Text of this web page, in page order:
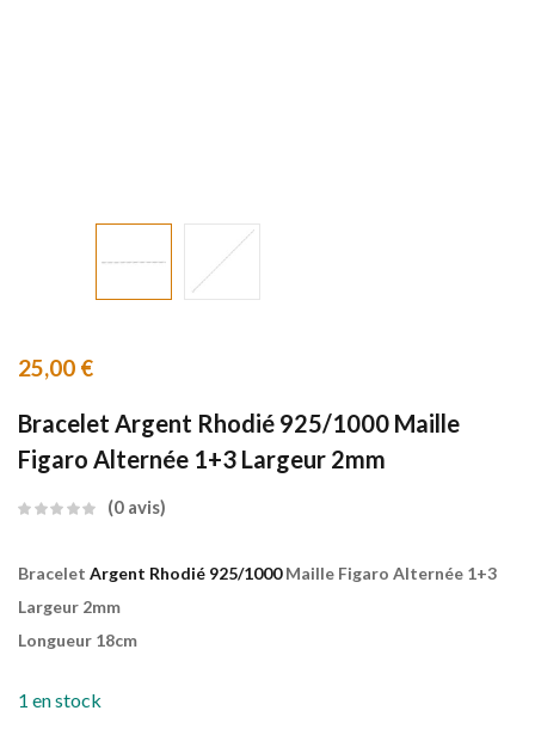
25,00 €
Bracelet Argent Rhodié 925/1000 Maille
Figaro Alternée 1+3 Largeur 2mm
0 avis
Bracelet Argent Rhodié 925/1000Maille Figaro Alternée 1+3
Largeur 2mm
Longueur 18cm
1 en stock